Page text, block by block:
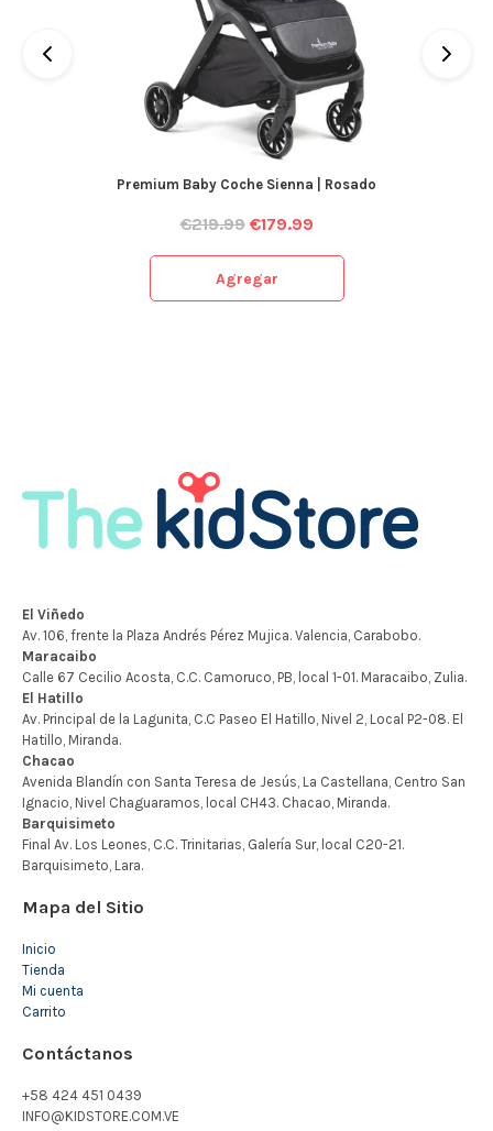
Premium Baby Coche Sienna | Rosado
€219.99 €179.99
Agregar
Mapa del Sitio
Inicio
Tienda
Mi cuenta
Carrito
Contáctanos
+58 424 451 0439
INFO@KIDSTORE.COM.VE